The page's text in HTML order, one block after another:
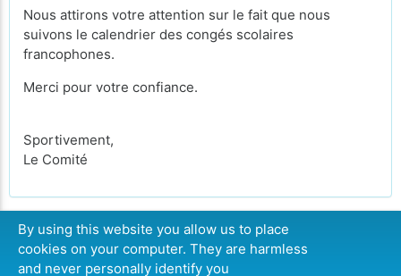
Nous attirons votre attention sur le fait que nous
suivons le calendrier des congés scolaires
francophones.
Merci pour votre confiance.
Sportivement,
Le Comité
CONTINUER
By using this website you allow us to place
cookies on your computer. They are harmless
and never personally identify you